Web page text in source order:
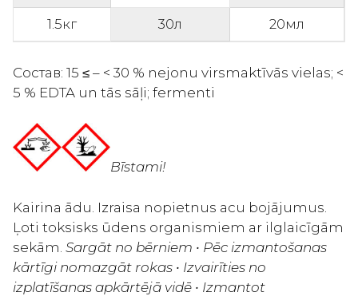
1.5кг 30л 20мл
Состав: 15 ≤ – < 30 % nejonu virsmaktīvās vielas; <
5 % EDTA un tās sāļi; fermenti
Bīstami!
Kairina ādu. Izraisa nopietnus acu bojājumus.
Ļoti toksisks ūdens organismiem ar ilglaicīgām
sekām. Sargāt no bērniem • Pēc izmantošanas
kārtīgi nomazgāt rokas • Izvairīties no
izplatīšanas apkārtējā vidē • Izmantot